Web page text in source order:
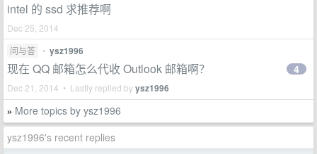
intel 的 ssd 求推荐啊
Dec 25, 2014
问与答
• ysz1996
现在 QQ 邮箱怎么代收 Outlook 邮箱啊？
Dec 21, 2014 • Lastly replied byysz1996
4
» More topics by ysz1996
ysz1996's recent replies